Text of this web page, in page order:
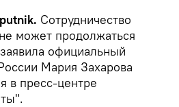
Сотрудничество
может продолжаться
официальный
Мария Захарова
в пресс-центре